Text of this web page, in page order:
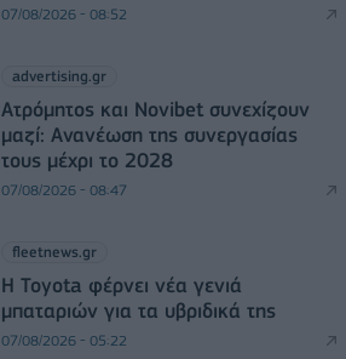
07/08/2026 - 08:52
advertising.gr
Ατρόμητος και Novibet συνεχίζουν
μαζί: Ανανέωση της συνεργασίας
τους μέχρι το 2028
07/08/2026 - 08:47
fleetnews.gr
Η Toyota φέρνει νέα γενιά
μπαταριών για τα υβριδικά της
07/08/2026 - 05:22